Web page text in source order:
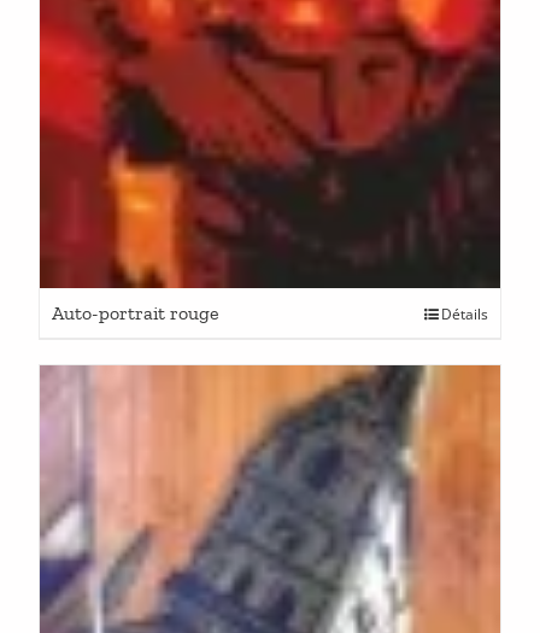
Auto-portrait rouge Détails